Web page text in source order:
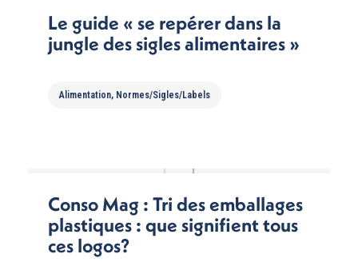
Le guide « se repérer dans la
jungle des sigles alimentaires »
Alimentation, Normes/Sigles/Labels
Conso Mag : Tri des emballages
plastiques : que signifient tous
ces logos?